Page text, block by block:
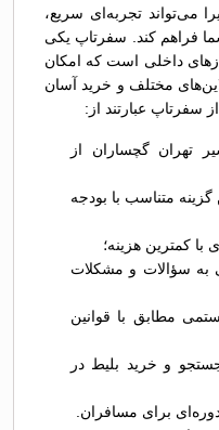
می‌تواند تجربه‌ای سریع،
فراهم کند. سفرتاپ یکی
داخلی است که امکان
مختلف و خرید آسان
سفرتاپ عبارتند از:
تهران گچساران از
متناسب با بودجه
کمترین هزینه؛
به سؤالات و مشکلات
مطابق با قوانین
و خرید بلیط در
برای مسافران.